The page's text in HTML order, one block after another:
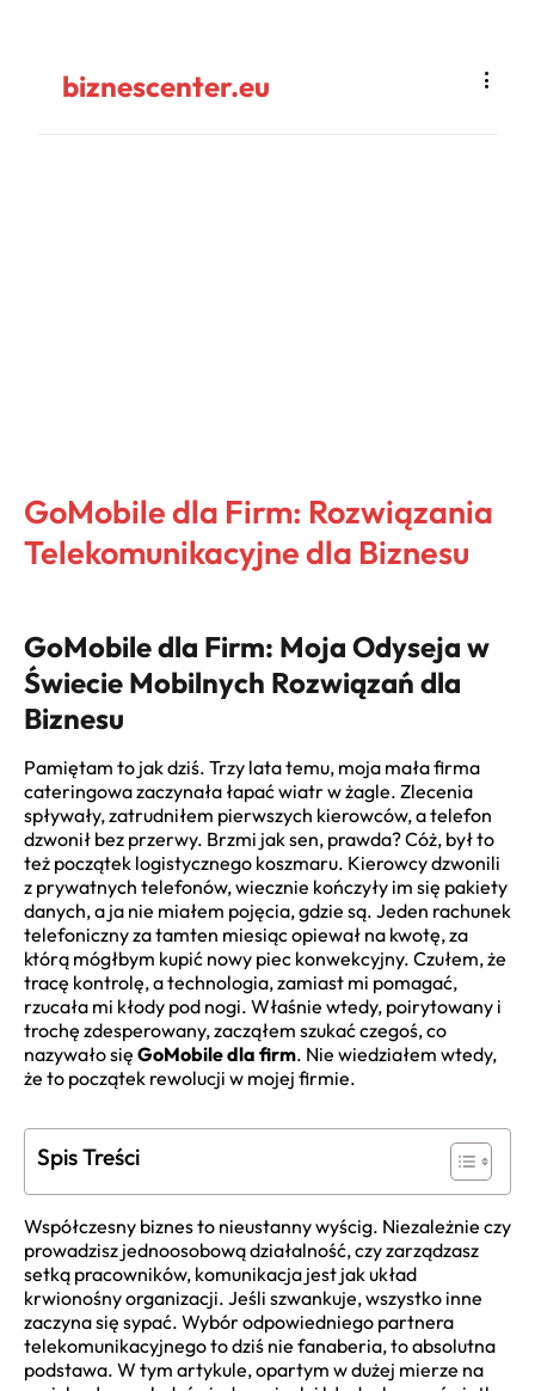
biznescenter.eu
GoMobile dla Firm: Rozwiązania
Telekomunikacyjne dla Biznesu
GoMobile dla Firm: Moja Odyseja w
Świecie Mobilnych Rozwiązań dla
Biznesu
Pamiętam to jak dziś. Trzy lata temu, moja mała firma
cateringowa zaczynała łapać wiatr w żagle. Zlecenia
spływały, zatrudniłem pierwszych kierowców, a telefon
dzwonił bez przerwy. Brzmi jak sen, prawda? Cóż, był to
też początek logistycznego koszmaru. Kierowcy dzwonili
z prywatnych telefonów, wiecznie kończyły im się pakiety
danych, a ja nie miałem pojęcia, gdzie są. Jeden rachunek
telefoniczny za tamten miesiąc opiewał na kwotę, za
którą mógłbym kupić nowy piec konwekcyjny. Czułem, że
tracę kontrolę, a technologia, zamiast mi pomagać,
rzucała mi kłody pod nogi. Właśnie wtedy, poirytowany i
trochę zdesperowany, zacząłem szukać czegoś, co
nazywało się GoMobile dla firm. Nie wiedziałem wtedy,
że to początek rewolucji w mojej firmie.
Spis Treści
Współczesny biznes to nieustanny wyścig. Niezależnie czy
prowadzisz jednoosobową działalność, czy zarządzasz
setką pracowników, komunikacja jest jak układ
krwionośny organizacji. Jeśli szwankuje, wszystko inne
zaczyna się sypać. Wybór odpowiedniego partnera
telekomunikacyjnego to dziś nie fanaberia, to absolutna
podstawa. W tym artykule, opartym w dużej mierze na